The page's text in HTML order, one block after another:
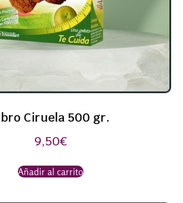
Ciruela 500 gr.
9,50€
Añadir al carrito